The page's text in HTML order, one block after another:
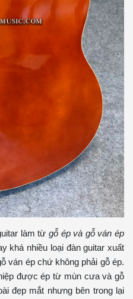
làm từ gỗ ép và gỗ ván ép
khá nhiều loại đàn guitar xuất
ván ép chứ không phải gỗ ép.
được ép từ mùn cưa và gỗ
đẹp mắt nhưng bên trong lại